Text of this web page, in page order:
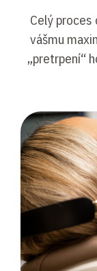
Celý
vášmu
„pretrpení“